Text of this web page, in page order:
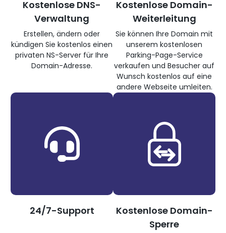
Kostenlose DNS-
Verwaltung
Erstellen, ändern oder
kündigen Sie kostenlos einen
privaten NS-Server für Ihre
Domain-Adresse.
Kostenlose Domain-
Weiterleitung
Sie können Ihre Domain mit
unserem kostenlosen
Parking-Page-Service
verkaufen und Besucher auf
Wunsch kostenlos auf eine
andere Webseite umleiten.
24/7-Support
Kostenlose Domain-
Sperre